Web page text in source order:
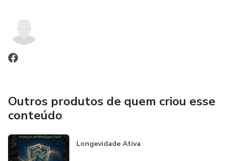
Outros produtos de quem criou esse
conteúdo
Longevidade Ativa